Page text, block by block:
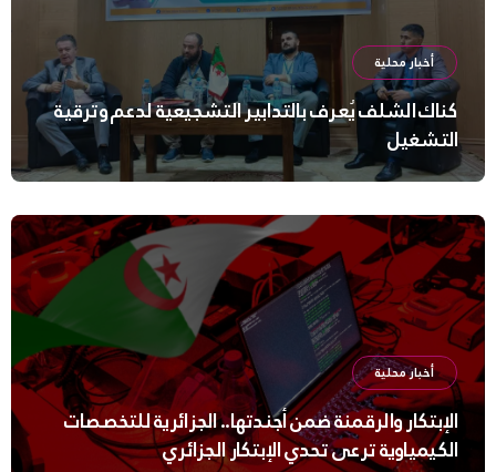
أخبار محلية
كناك الشلف يُعرف بالتدابير التشجيعية لدعم وترقية
التشغيل
أخبار محلية
الإبتكار والرقمنة ضمن أجندتها.. الجزائرية للتخصصات
الكيمياوية ترعى تحدي الإبتكار الجزائري